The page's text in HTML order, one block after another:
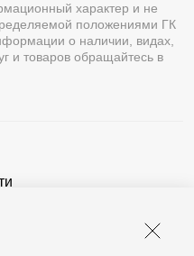
характер и не
положениями ГК
о наличии, видах,
и товаров обращайтесь в